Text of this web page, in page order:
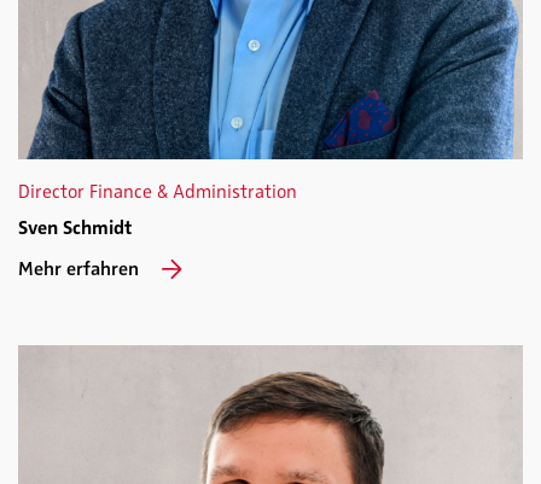
Director Finance & Administration
Sven Schmidt
Mehr erfahren